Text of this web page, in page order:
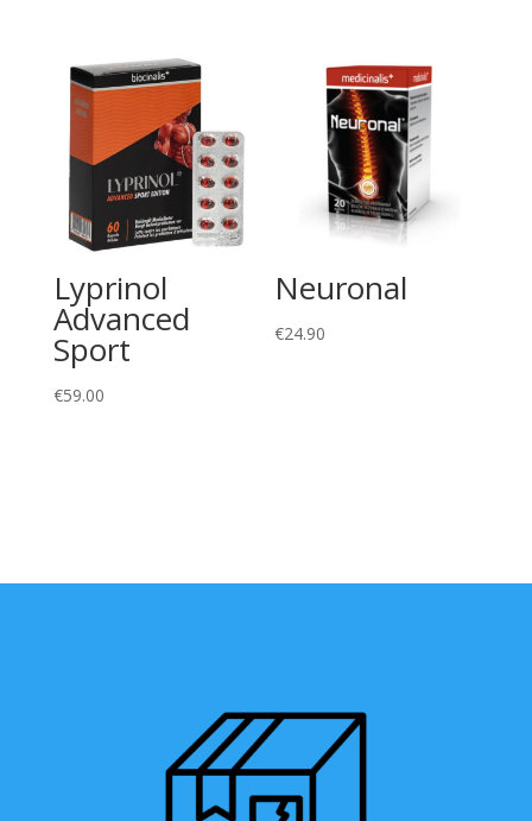
Lyprinol
Advanced
Sport
€59.00
Neuronal
€24.90